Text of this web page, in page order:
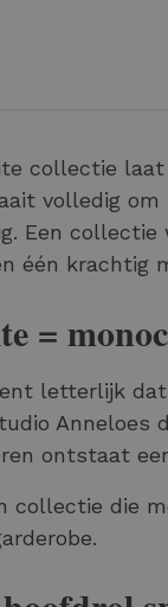
collectie laat
volledig
Een
één krachtig
=
letterlijk
Anneloes
ontstaat
collectie die